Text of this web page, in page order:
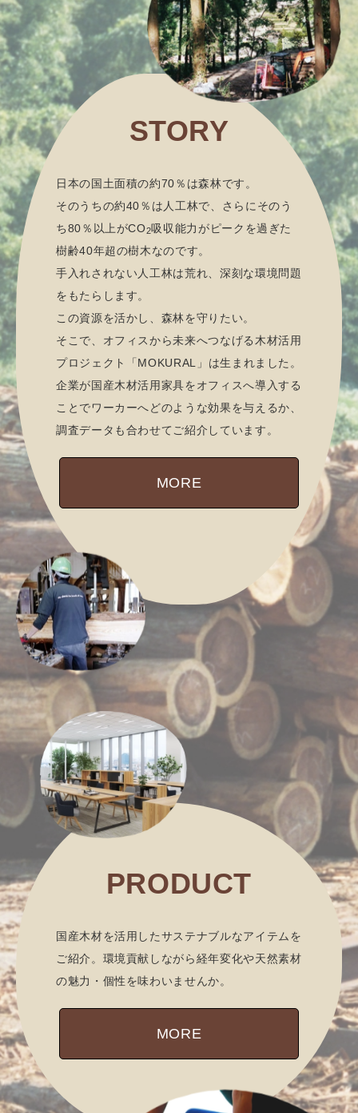
STORY
日本の国土面積の約70％は森林です。
そのうちの約40％は人工林で、さらにそのう
ち80％以上がCO2吸収能力がピークを過ぎた
樹齢40年超の樹木なのです。
手入れされない人工林は荒れ、深刻な環境問題
をもたらします。
この資源を活かし、森林を守りたい。
そこで、オフィスから未来へつなげる木材活用
プロジェクト「MOKURAL」は生まれました。
企業が国産木材活用家具をオフィスへ導入する
ことでワーカーへどのような効果を与えるか、
調査データも合わせてご紹介しています。
MORE
PRODUCT
国産木材を活用したサステナブルなアイテムを
ご紹介。環境貢献しながら経年変化や天然素材
の魅力・個性を味わいませんか。
MORE